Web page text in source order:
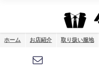
ホーム お店紹介 取り扱い服地